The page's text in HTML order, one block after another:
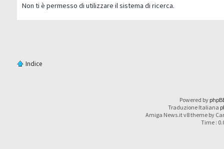
Non ti è permesso di utilizzare il sistema di ricerca.
Indice
Powered by
Traduzione Italiana
Amiga News.it v8 theme by
Time :